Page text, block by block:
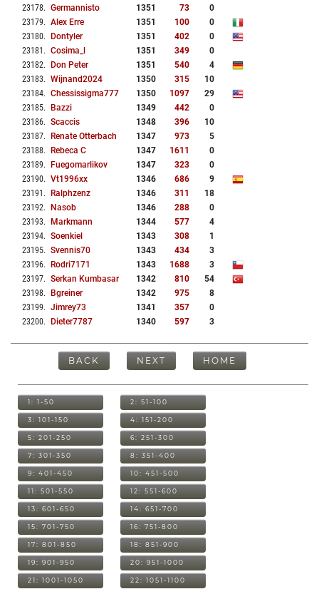
23178. Germannisto 1351 73
0
23179. Alex Erre 1351 100
0
23180. Dontyler 1351 402
0
23181 . Cosima_l 1351 349
0
23182. Don Peter 1351 540
4
23183. Wijnand2024 1350 315
10
23184. Chessissigma777 1350 1097
29
23185. Bazzi 1349 442
0
23186. Scaccis 1348 396
10
23187. Renate Otterbach 1347 973
5
23188. Rebeca C 1347 1611
0
23189. Fuegomarlikov 1347 323
0
23190. Vt1996xx 1346 686
9
23191 . Ralphzenz 1346 311
18
23192. Nasob 1346 288
0
23193. Markmann 1344 577
4
23194. Soenkiel 1343 308
1
23195. Svennis70 1343 434
3
23196. Rodri7171 1343 1688
3
23197. Serkan Kumbasar 1342 810
54
23198. Bgreiner 1342 975
8
23199. Jimrey73 1341 357
0
23200. Dieter7787 1340 597 3
BACK NEXT HOME
1: 1-50 2: 51-100
3: 101-150 4: 151-200
5: 201-250 6: 251-300
7: 301-350 8: 351-400
9: 401-450 10: 451-500
11: 501-550 12: 551-600
13: 601-650 14: 651-700
15: 701-750 16: 751-800
17: 801-850 18: 851-900
19: 901-950 20: 951-1000
21: 1001-1050 22: 1051-1100